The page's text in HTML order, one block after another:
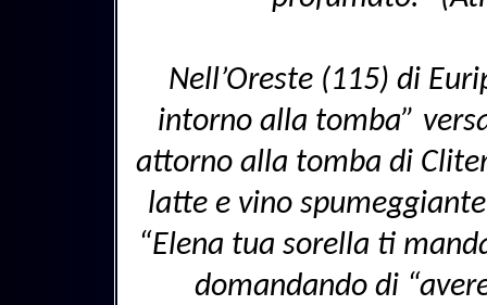
Nell’Oreste (115) di
intorno alla tomba”
attorno alla tomba di
latte e vino
“Elena tua sorella ti
domandando di